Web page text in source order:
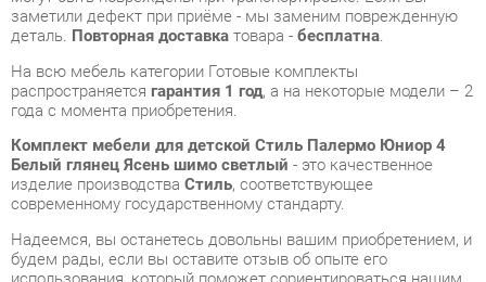
Комплект мебели для детской Стиль Палермо Юниор 4
Белый глянец Ясень шимо светлый- это качественное
изделие производства
современному государственному стандарту.
Надеемся, вы останетесь довольны вашим приобретением, и
использования, который поможет сориентироваться нашим
будущим покупателям.
Кроме формыобратной связиполучить развёрнутую
e-mail, телефону в Екатеринбурге и через мессенджеры
Telegram и WhatsApp.